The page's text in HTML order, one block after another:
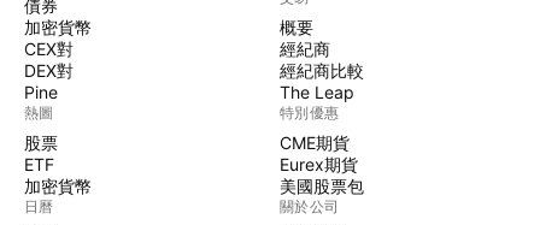
債券
加密貨幣
CEX對
DEX對
Pine
熱圖
股票
ETF
加密貨幣
日曆
概要
經紀商
經紀商比較
The Leap
特別優惠
CME期貨
Eurex期貨
美國股票包
關於公司